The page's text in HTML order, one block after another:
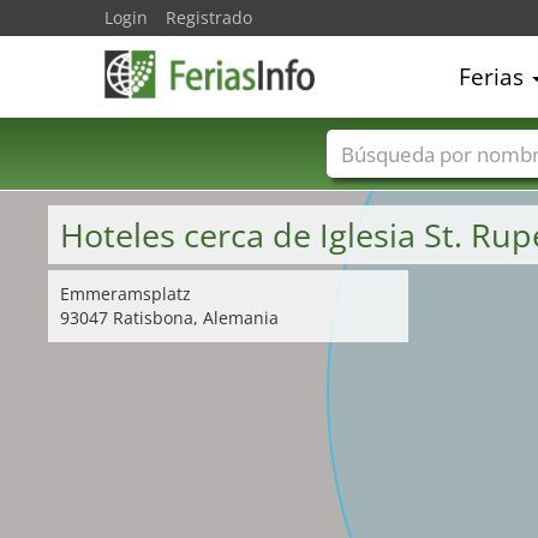
Hoteles cerca de Iglesia St.
Emmeramsplatz
93047 Ratisbona, Alemania
Login Registrado
Ferias
Nombres de ferias